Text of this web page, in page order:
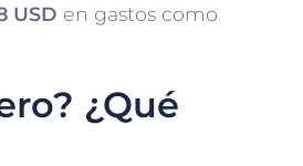
USD en gastos como
¿Qué